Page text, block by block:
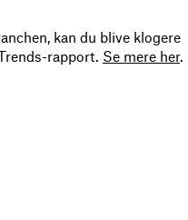
kan du blive klogere
rapport. Se mere her.